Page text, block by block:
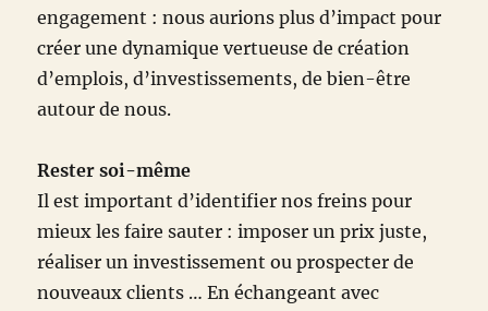
engagement : nous aurions plus d’impact pour
créer une dynamique vertueuse de création
d’emplois, d’investissements, de bien-être
autour de nous.
Rester soi-même
Il est important d’identifier nos freins pour
mieux les faire sauter : imposer un prix juste,
réaliser un investissement ou prospecter de
nouveaux clients … En échangeant avec